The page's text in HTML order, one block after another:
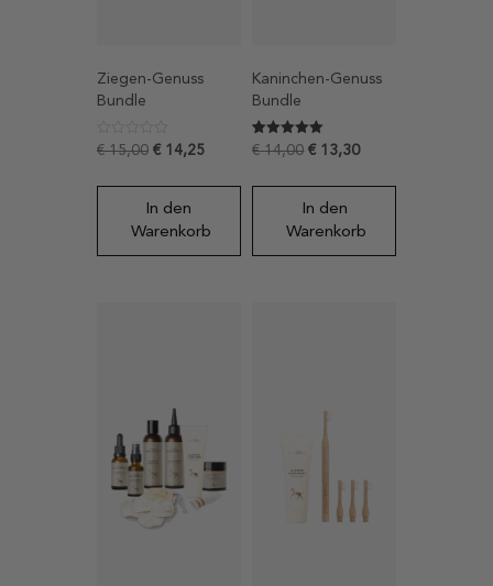
Ziegen-Genuss
Bundle
€15,00 €14,25
In den
Warenkorb
Kaninchen-Genuss
Bundle
Bewertet mit
5
basierend
1
Kundenbewertung
€14,00 €13,30
In den
Warenkorb